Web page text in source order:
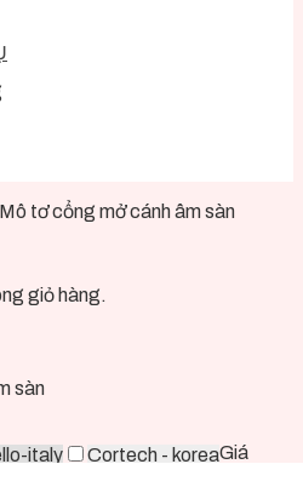
giỏ hàng.
Mô tơ cổng mở cánh âm sàn
sàn
italy
Cortech - koreaGiá